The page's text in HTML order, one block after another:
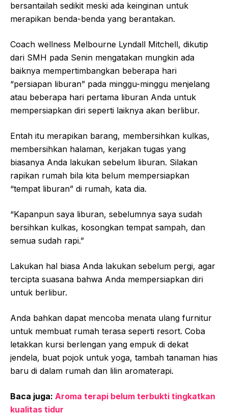
bersantailah sedikit meski ada keinginan untuk
merapikan benda-benda yang berantakan.
Coach wellness Melbourne Lyndall Mitchell, dikutip
dari SMH pada Senin mengatakan mungkin ada
baiknya mempertimbangkan beberapa hari
“persiapan liburan” pada minggu-minggu menjelang
atau beberapa hari pertama liburan Anda untuk
mempersiapkan diri seperti laiknya akan berlibur.
Entah itu merapikan barang, membersihkan kulkas,
membersihkan halaman, kerjakan tugas yang
biasanya Anda lakukan sebelum liburan. Silakan
rapikan rumah bila kita belum mempersiapkan
“tempat liburan” di rumah, kata dia.
“Kapanpun saya liburan, sebelumnya saya sudah
bersihkan kulkas, kosongkan tempat sampah, dan
semua sudah rapi.”
Lakukan hal biasa Anda lakukan sebelum pergi, agar
tercipta suasana bahwa Anda mempersiapkan diri
untuk berlibur.
Anda bahkan dapat mencoba menata ulang furnitur
untuk membuat rumah terasa seperti resort. Coba
letakkan kursi berlengan yang empuk di dekat
jendela, buat pojok untuk yoga, tambah tanaman hias
baru di dalam rumah dan lilin aromaterapi.
Baca juga: Aroma terapi belum terbukti tingkatkan
kualitas tidur